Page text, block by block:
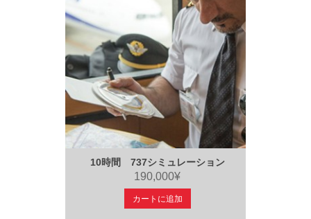
10時間 737シミュレーション
190,000¥
カートに追加